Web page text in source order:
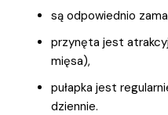
są odpowiednio
przynęta jest
mięsa),
pułapka jest
dziennie.